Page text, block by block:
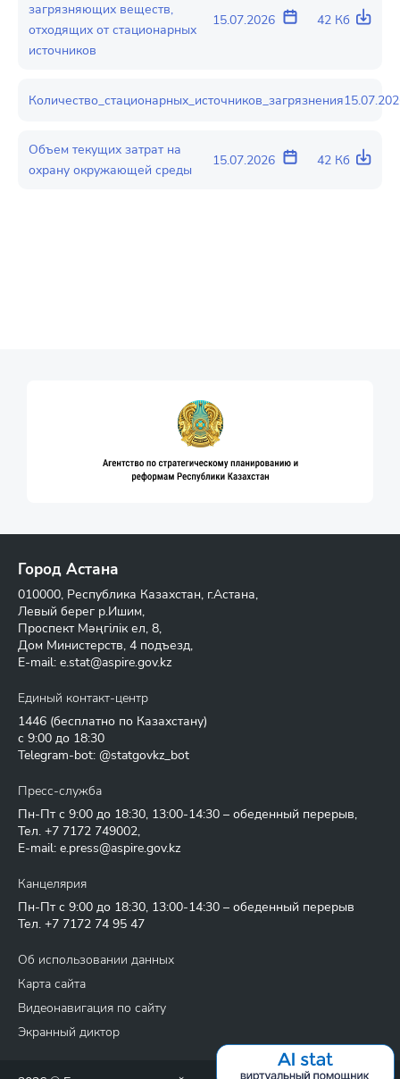
загрязняющих веществ,
отходящих от стационарных
источников
15.07.2026 42 Кб
Количество_стационарных_источников_загрязнения
Объем текущих затрат на
охрану окружающей среды
15.07.2026 42 Кб
Город Астана
010000, Республика Казахстан, г.Астана,
Левый берег р.Ишим,
Проспект Мәңгілік ел, 8,
Дом Министерств, 4 подъезд,
E-mail: e.stat@aspire.gov.kz
Единый контакт-центр
1446 (бесплатно по Казахстану)
с 9:00 до 18:30
Telegram-bot: @statgovkz_bot
Пресс-служба
Пн-Пт с 9:00 до 18:30, 13:00-14:30 – обеденный перерыв,
Тел. +7 7172 749002,
E-mail: e.press@aspire.gov.kz
Канцелярия
Пн-Пт с 9:00 до 18:30, 13:00-14:30 – обеденный перерыв
Тел. +7 7172 74 95 47
Об использовании данных
Карта сайта
Видеонавигация по сайту
Экранный диктор